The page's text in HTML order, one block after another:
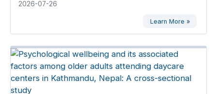
2026-07-26
Learn More »